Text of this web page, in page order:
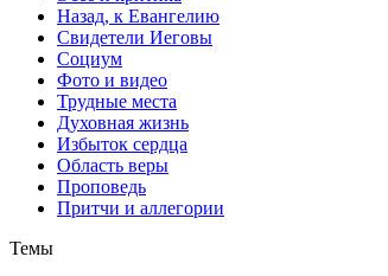
Назад, к Евангелию
Свидетели Иеговы
Социум
Фото и видео
Трудные места
Духовная жизнь
Избыток сердца
Область веры
Проповедь
Притчи и аллегории
Темы